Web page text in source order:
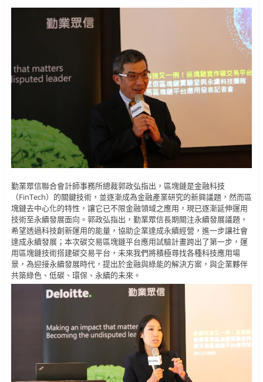
勤業眾信聯合會計師事務所總裁郭政弘指出，區塊鏈是金融科技
（FinTech）的關鍵技術，並逐漸成為金融產業研究的新興議題，然而區
塊鏈去中心化的特性，讓它已不限金融領域之應用，現已逐漸延伸運用
技術至永續發展面向。郭政弘指出，勤業眾信長期關注永續發展議題，
希望透過科技創新運用的能量，協助企業達成永續經營，進一步讓社會
達成永續發展；本次碳交易區塊鏈平台應用試驗計畫跨出了第一步，運
用區塊鏈技術搭建碳交易平台，未來我們將積極尋找各種科技應用場
景，為迎接永續發展時代，提出於金融與綠能的解決方案，與企業夥伴
共築綠色、低碳、環保、永續的未來。